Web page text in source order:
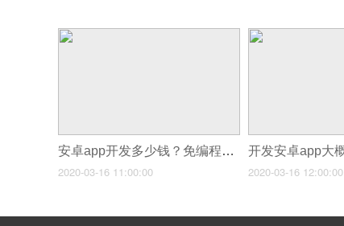
安卓app开发多少钱？免编程傻瓜式安卓app制作软件推荐
2020-03-16 11:00:00 2020-03-16 12:00:00